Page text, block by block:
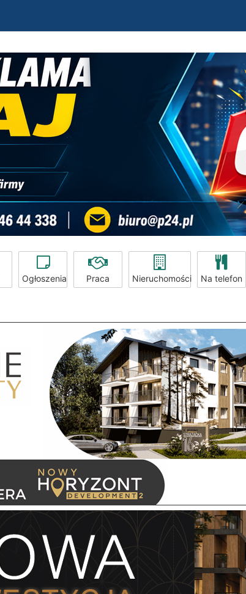
Ogłoszenia Praca Nieruchomości Na telefon